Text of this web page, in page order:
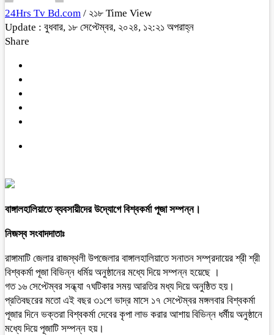
24Hrs Tv Bd.com / ২১৮ Time View
Update : বুধবার, ১৮ সেপ্টেম্বর, ২০২৪, ১২:২১ অপরাহ্ন
Share
বাঙ্গালহালিয়াতে ব্যবসায়ীদের উদ্যোগে বিশ্বকর্মা পূজা সম্পন্ন।
নিজস্ব সংবাদদাতাঃ
রাঙ্গামাটি জেলার রাজস্থলী উপজেলার বাঙ্গালহালিয়াতে সনাতন সম্প্রদায়ের শ্রী শ্রী
বিশ্বকর্মা পূজা বিভিন্ন ধর্মিয় অনুষ্ঠানের মধ্যে দিয়ে সম্পন্ন হয়েছে ।
গত ১৬ সেপ্টেম্বর সন্ধ্যা ৭ঘটিকার সময় আরতির মধ্য দিয়ে অনুষ্ঠিত হয়।
প্রতিবছরের মতো এই বছর ৩১শে ভাদ্র মাসে ১৭ সেপ্টেম্বর মঙ্গলবার বিশ্বকর্মা
পূজার দিনে ভক্তরা বিশ্বকর্মা দেবের কৃপা লাভ করার আশায় বিভিন্ন ধর্মীয় অনুষ্ঠানে
মধ্যে দিয়ে পূজাটি সম্পন্ন হয়।